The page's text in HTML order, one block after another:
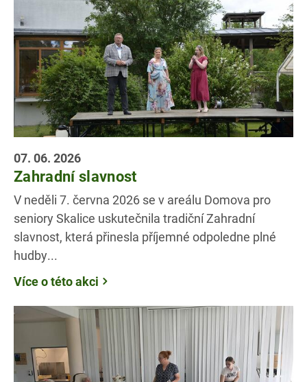
07. 06. 2026
Zahradní slavnost
V neděli 7. června 2026 se v areálu Domova pro
seniory Skalice uskutečnila tradiční Zahradní
slavnost, která přinesla příjemné odpoledne plné
hudby...
Více o této akci